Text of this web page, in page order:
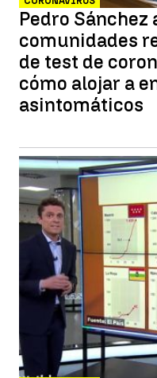
Pedro Sánchez
comunidades
de test de
cómo alojar a
asintomáticos